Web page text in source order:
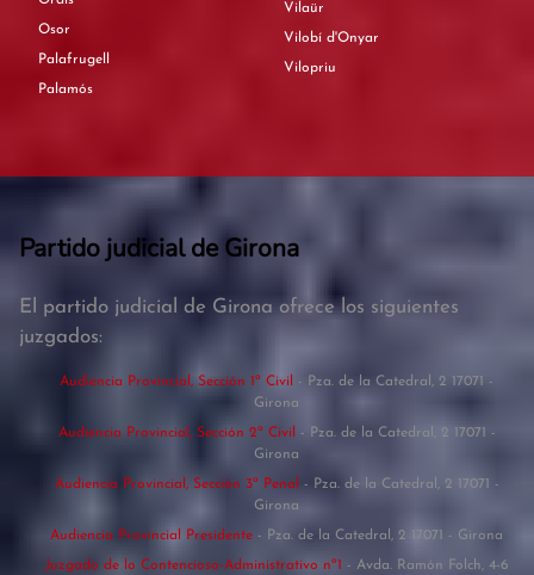
Osor
Palafrugell
Palamós
Vilaür
Vilobí d'Onyar
Vilopriu
Partido judicial de Girona
El partido judicial de Girona ofrece los siguientes
juzgados:
Audiencia Provincial, Sección 1ª Civil - Pza. de la Catedral, 2 17071 -
Girona
Audiencia Provincial, Sección 2ª Civil
- Pza. de la Catedral, 2 17071 -
Girona
Audiencia Provincial, Sección 3ª Penal - Pza. de la Catedral, 2 17071 -
Girona
Audiencia Provincial Presidente - Pza. de la Catedral, 2 17071 - Girona
Juzgado de lo Contencioso-Administrativo nº1 - Avda. Ramón Folch, 4-6